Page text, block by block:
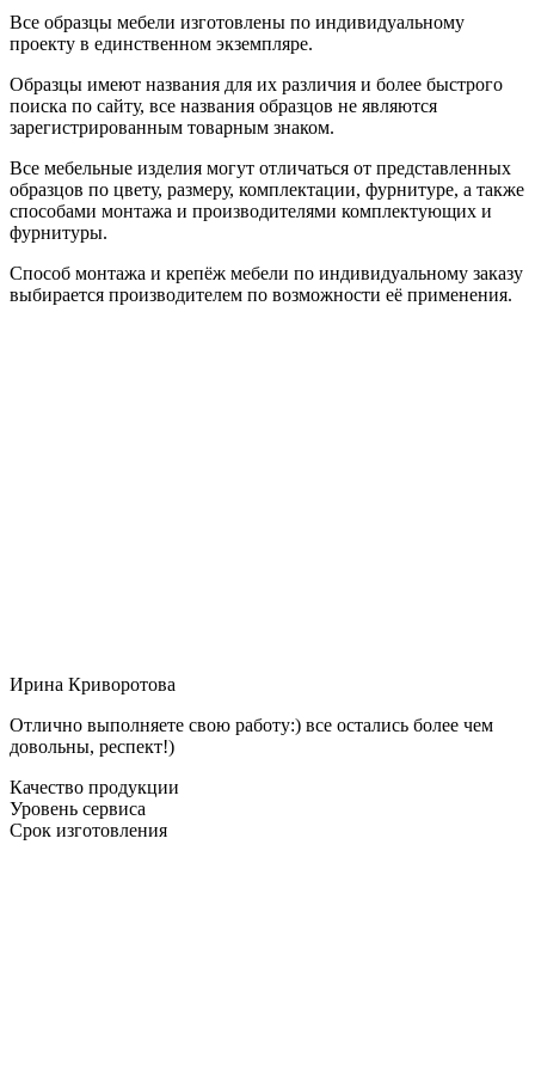
Все образцы мебели изготовлены по индивидуальному
проекту в единственном экземпляре.
Образцы имеют названия для их различия и более быстрого
поиска по сайту, все названия образцов не являются
зарегистрированным товарным знаком.
Все мебельные изделия могут отличаться от представленных
образцов по цвету, размеру, комплектации, фурнитуре, а также
способами монтажа и производителями комплектующих и
фурнитуры.
Способ монтажа и крепёж мебели по индивидуальному заказу
выбирается производителем по возможности её применения.
Ирина Криворотова
Отлично выполняете свою работу:) все остались более чем
довольны, респект!)
Качество продукции
Уровень сервиса
Срок изготовления